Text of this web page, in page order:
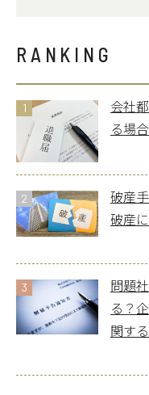
RANKING
1
会社
る場
2
破産
破産
3
問題
る？
関す